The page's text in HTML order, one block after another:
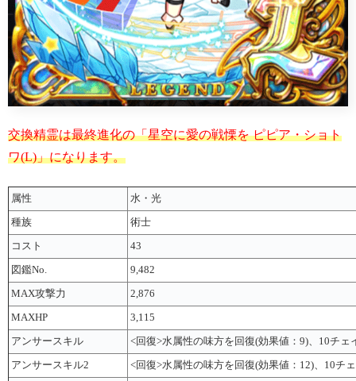
交換精霊は最終進化の「星空に愛の戦慄を ピピア・ショト
ワ(L)」になります。
属性 水・光
種族 術士
コスト 43
図鑑No. 9,482
MAX攻撃力 2,876
MAXHP 3,115
アンサースキル <回復>水属性の味方を回復(効果値：9)、10チェ
アンサースキル2 <回復>水属性の味方を回復(効果値：12)、10チ